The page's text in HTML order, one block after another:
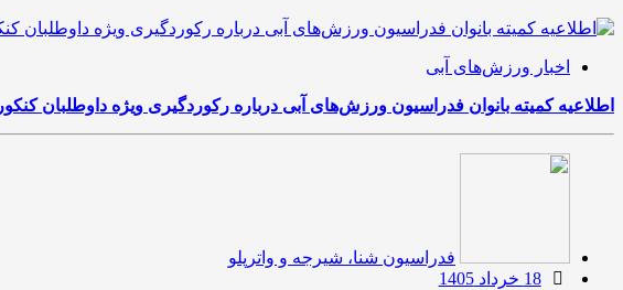
اخبار ورزش‌های آبی
اطلاعیه کمیته بانوان فدراسیون ورزش‌های آبی درباره رکوردگیری ویژه داوطلبان کنکور
فدراسیون شنا، شیرجه و واترپلو
18 خرداد 1405